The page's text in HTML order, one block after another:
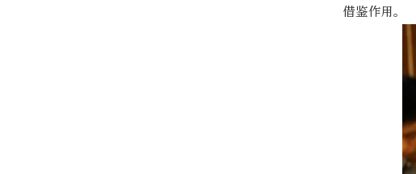
借鉴作用。